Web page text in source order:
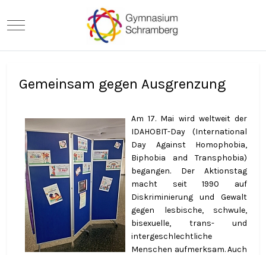
Mobile Menu Toggle
Gemeinsam gegen Ausgrenzung
Am 17. Mai wird weltweit der
IDAHOBIT-Day (International
Day Against Homophobia,
Biphobia and Transphobia)
begangen. Der Aktionstag
macht seit 1990 auf
Diskriminierung und Gewalt
gegen lesbische, schwule,
bisexuelle, trans- und
intergeschlechtliche
Menschen aufmerksam. Auch